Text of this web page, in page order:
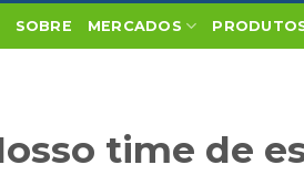
SOBRE MERCADOS
time de